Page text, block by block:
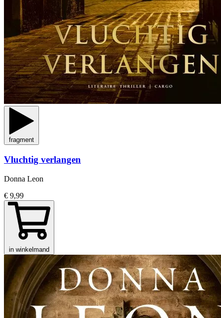
fragment
Vluchtig verlangen
Donna Leon
€ 9,99
in winkelmand